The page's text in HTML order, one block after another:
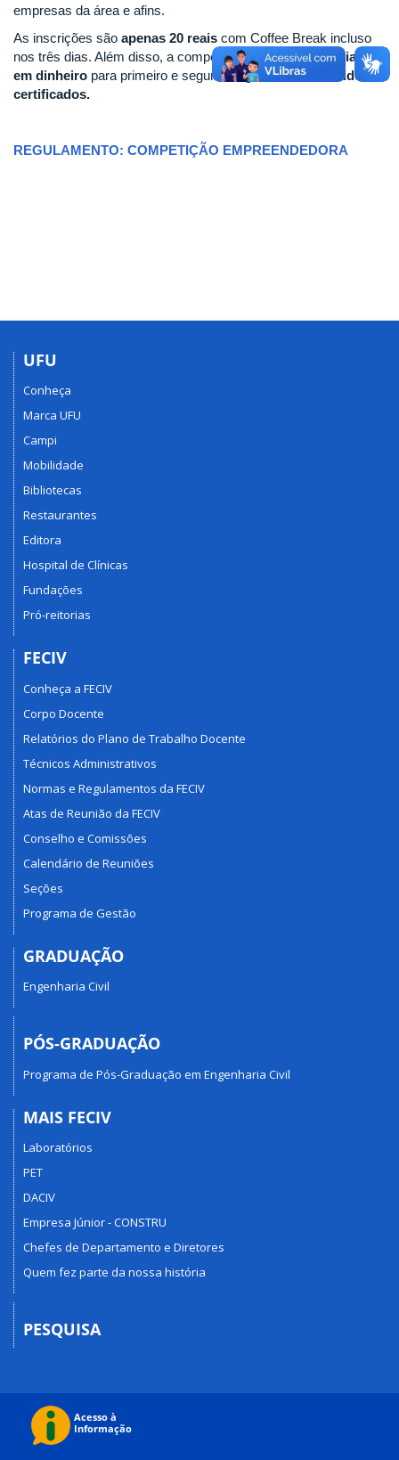
empresas da área e afins.
As inscrições são apenas 20 reais com Coffee Break incluso
nos três dias. Além disso, a competição conta compremiações
em dinheiro para primeiro e segundo lugar eserão emitidos
certificados.
REGULAMENTO: COMPETIÇÃO EMPREENDEDORA
UFU
Conheça
Marca UFU
Campi
Mobilidade
Bibliotecas
Restaurantes
Editora
Hospital de Clínicas
Fundações
Pró-reitorias
FECIV
Conheça a FECIV
Corpo Docente
Relatórios do Plano de Trabalho Docente
Técnicos Administrativos
Normas e Regulamentos da FECIV
Atas de Reunião da FECIV
Conselho e Comissões
Calendário de Reuniões
Seções
Programa de Gestão
GRADUAÇÃO
Engenharia Civil
PÓS-GRADUAÇÃO
Programa de Pós-Graduação em Engenharia Civil
MAIS FECIV
Laboratórios
PET
DACIV
Empresa Júnior - CONSTRU
Chefes de Departamento e Diretores
Quem fez parte da nossa história
PESQUISA